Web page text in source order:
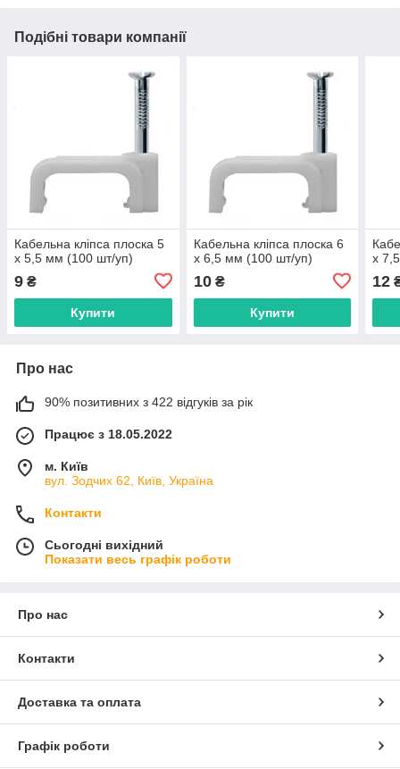
Подібні товари компанії
Кабельна клiпса плоска 5
х 5,5 мм (100 шт/уп)
9 ₴
Купити
Кабельна клiпса плоска 6
х 6,5 мм (100 шт/уп)
10₴
Купити
х
12
Про нас
90% позитивних з 422 відгуків за рік
Працює з 18.05.2022
м. Київ
вул. Зодчих 62, Київ, Україна
Контакти
Сьогодні вихідний
Показати весь графік роботи
Про нас
Контакти
Доставка та оплата
Графік роботи